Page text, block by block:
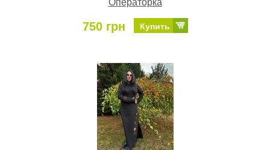
Операторка
750 грн Купить